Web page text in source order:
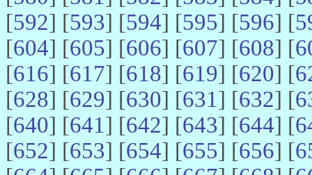
[592] [593] [594] [595] [596] [
[604] [605] [606] [607] [608] [
[616] [617] [618] [619] [620] [
[628] [629] [630] [631] [632] [
[640] [641] [642] [643] [644] [
[652] [653] [654] [655] [656] [